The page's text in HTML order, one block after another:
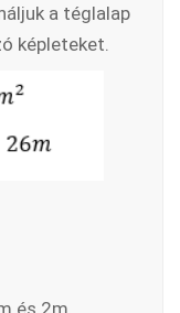
a téglalap
képleteket.